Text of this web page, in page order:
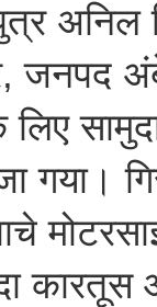
अनिल
जनपद
गया।